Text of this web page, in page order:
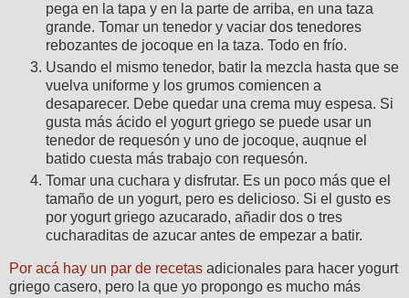
pega en la tapa y en la parte de arriba, en una taza
grande. Tomar un tenedor y vaciar dos tenedores
rebozantes de jocoque en la taza. Todo en frío.
Usando el mismo tenedor, batir la mezcla hasta que se
vuelva uniforme y los grumos comiencen a
desaparecer. Debe quedar una crema muy espesa. Si
gusta más ácido el yogurt griego se puede usar un
tenedor de requesón y uno de jocoque, auqnue el
batido cuesta más trabajo con requesón.
Tomar una cuchara y disfrutar. Es un poco más que el
tamaño de un yogurt, pero es delicioso. Si el gusto es
por yogurt griego azucarado, añadir dos o tres
cucharaditas de azucar antes de empezar a batir.
Por acá hay un par de recetas adicionales para hacer yogurt
griego casero, pero la que yo propongo es mucho más